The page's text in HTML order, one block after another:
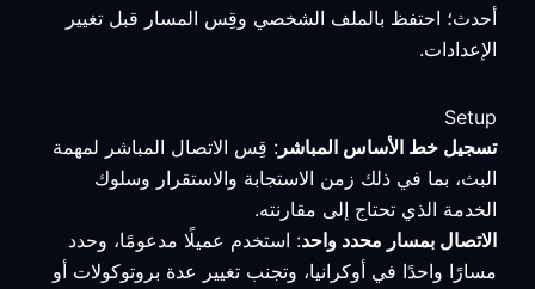
أحدث؛ احتفظ بالملف الشخصي وقِس المسار قبل تغيير
الإعدادات.
Setup
تسجيل خط الأساس المباشر : قِس الاتصال المباشر لمهمة
البث، بما في ذلك زمن الاستجابة والاستقرار وسلوك
الخدمة الذي تحتاج إلى مقارنته.
الاتصال بمسار محدد واحد: استخدم عميلًا مدعومًا، وحدد
مسارًا واحدًا في أوكرانيا، وتجنب تغيير عدة بروتوكولات أو